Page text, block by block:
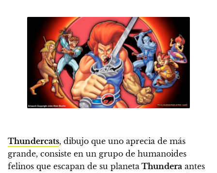
Thundercats, dibujo que uno aprecia de más
grande, consiste en un grupo de humanoides
felinos que escapan de su planeta Thundera antes